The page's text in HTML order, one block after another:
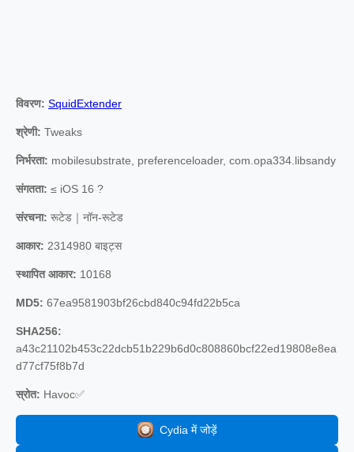
विवरण: SquidExtender
श्रेणी: Tweaks
निर्भरता: mobilesubstrate, preferenceloader, com.opa334.libsandy
संगतता: ≤ iOS 16 ?
संरचना: रूटेड｜नॉन-रूटेड
आकार: 2314980 बाइट्स
स्थापित आकार: 10168
MD5: 67ea9581903bf26cbd840c94fd22b5ca
SHA256:
a43c21102b453c22dcb51b229b6d0c808860bcf22ed19808e8ea
d77cf75f8b7d
स्रोत: Havoc✅
Cydia में जोड़ें